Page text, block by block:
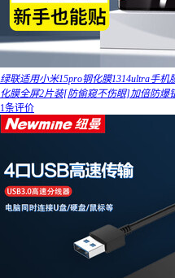
绿联适用小米15pro钢化膜1314ultra手机
化膜全屏2片装[防偷窥不伤眼]加倍防爆
1条评价